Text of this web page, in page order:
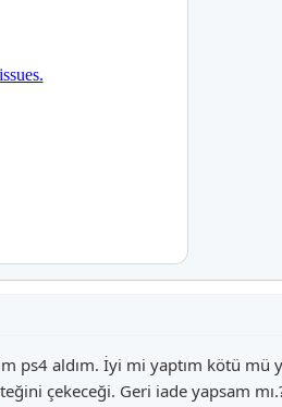
aldım. İyi mi yaptım kötü mü
çekeceği. Geri iade yapsam